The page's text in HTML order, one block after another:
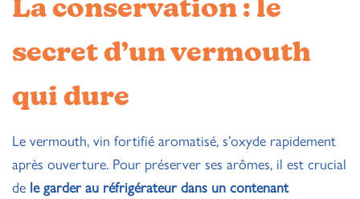
La conservation : le
secret d’un vermouth
qui dure
Le vermouth, vin fortifié aromatisé, s’oxyde rapidement
après ouverture. Pour préserver ses arômes, il est crucial
de le garder au réfrigérateur dans un contenant